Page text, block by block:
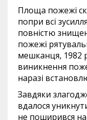
Площа пожежі
попри всі
повністю
пожежі
мешканця, 1982
виникнення
наразі
Завдяки
вдалося
не поширився на